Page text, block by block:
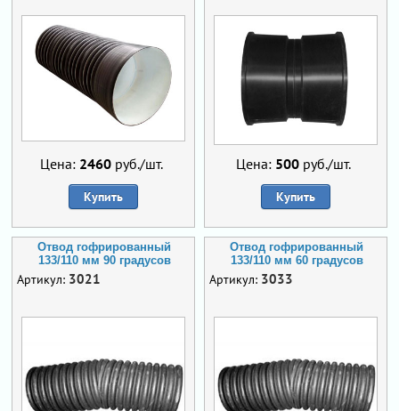
Цена: 2460руб./шт.
Купить
Цена: 500 руб./шт.
Купить
Отвод гофрированный
133/110 мм 90 градусов
Артикул: 3021
Отвод гофрированный
133/110 мм 60 градусов
Артикул: 3033